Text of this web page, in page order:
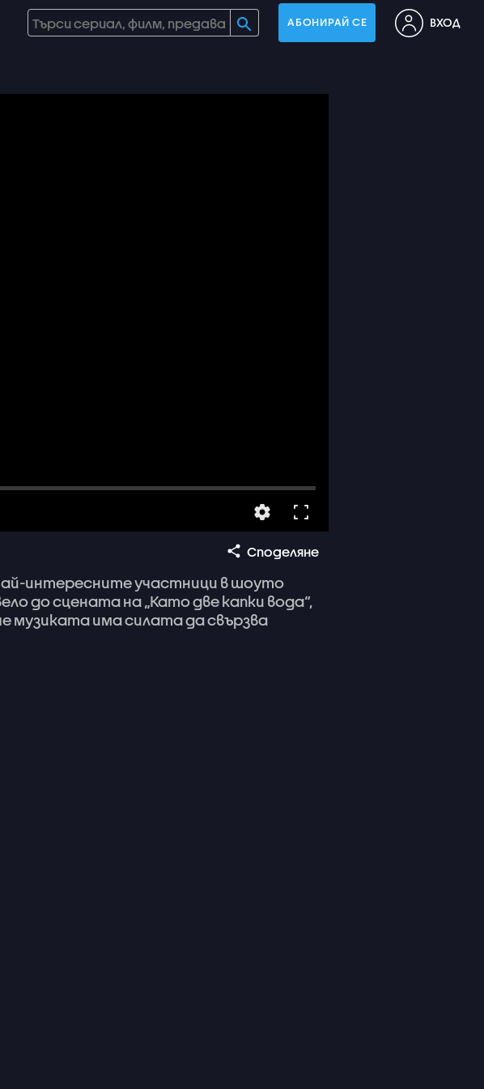
АБОНИРАЙ СЕ ВХОД
Споделяне
интереснитеучастници вшоуто
досценатана„Катодве капки вода“,
музикатаимасилатадасвързва